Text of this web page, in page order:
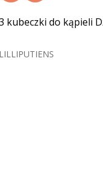
kubeczki do kąpieli
LILLIPUTIENS